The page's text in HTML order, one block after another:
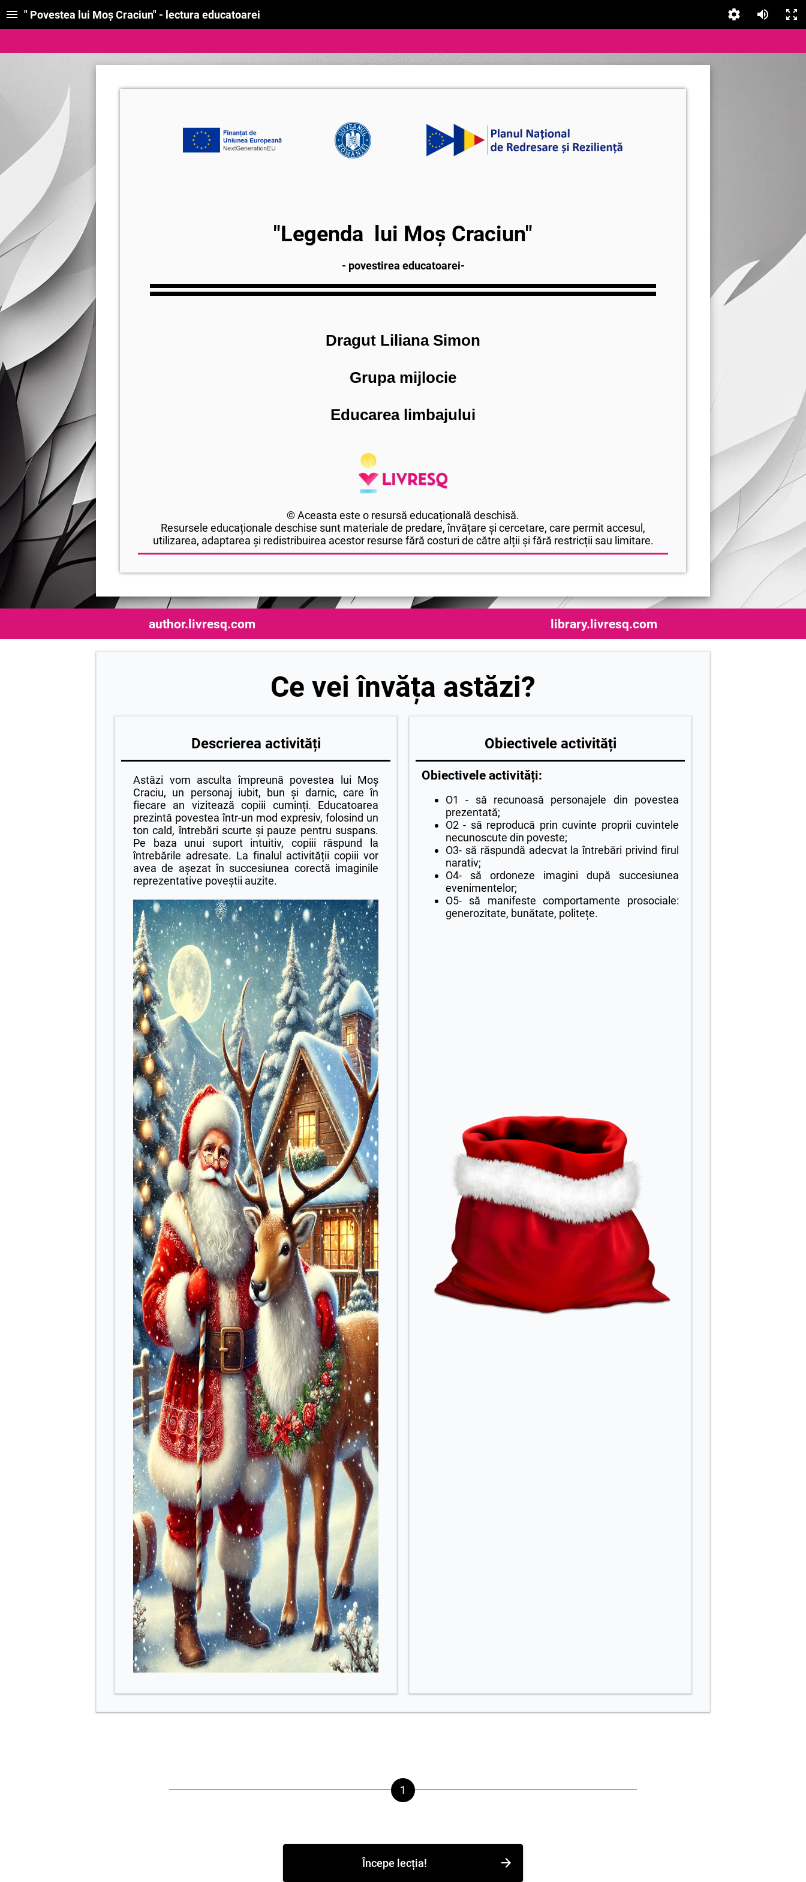
" Povestea lui Moș Craciun" - lectura educatoarei
"Legenda lui Moș Craciun"
- povestirea educatoarei-
Dragut Liliana Simon
Grupa mijlocie
Educarea limbajului
© Aceasta este o resursă educațională deschisă.
Resursele educaționale deschise sunt materiale de predare, învățare și cercetare, care permit accesul,
utilizarea, adaptarea și redistribuirea acestor resurse fără costuri de către alții și fără restricții sau limitare.
author.livresq.com library.livresq.com
Ce vei învăța astăzi?
Descrierea activități
Astăzi vom asculta împreună povestea lui Moș
Craciu, un personaj iubit, bun și darnic, care în
fiecare an vizitează copiii cuminți. Educatoarea
prezintă povestea într-un mod expresiv, folosind un
ton cald, întrebări scurte și pauze pentru suspans.
Pe baza unui suport intuitiv, copiii răspund la
întrebările adresate. La finalul activității copiii vor
avea de așezat în succesiunea corectă imaginile
reprezentative poveștii auzite.
Obiectivele activități
Obiectivele activități:
O1 - să recunoasă personajele din povestea
prezentată;
O2 - să reproducă prin cuvinte proprii cuvintele
necunoscute din poveste;
O3- să răspundă adecvat la întrebări privind firul
narativ;
O4- să ordoneze imagini după succesiunea
evenimentelor;
O5- să manifeste comportamente prosociale:
generozitate, bunătate, politețe.
Începe lecția!